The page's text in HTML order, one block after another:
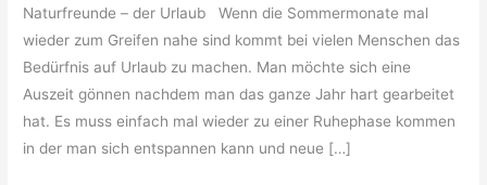
Naturfreunde – der Urlaub Wenn die Sommermonate mal
wieder zum Greifen nahe sind kommt bei vielen Menschen das
Bedürfnis auf Urlaub zu machen. Man möchte sich eine
Auszeit gönnen nachdem man das ganze Jahr hart gearbeitet
hat. Es muss einfach mal wieder zu einer Ruhephase kommen
in der man sich entspannen kann und neue […]